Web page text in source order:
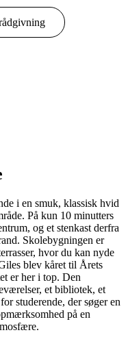
i en smuk, klassisk hvid
På kun 10 minutters
og et stenkast derfra
Skolebygningen er
hvor du kan nyde
blev kåret til Årets
er her i top. Den
et bibliotek, et
studerende, der søger en
på en